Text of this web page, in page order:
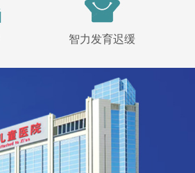
智力发育迟缓